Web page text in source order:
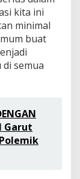
kita ini
minimal
buat
semua
Garut